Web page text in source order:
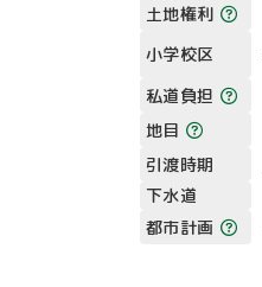
土地権利
小学校区
私道負担
地目
引渡時期
下水道
都市計画